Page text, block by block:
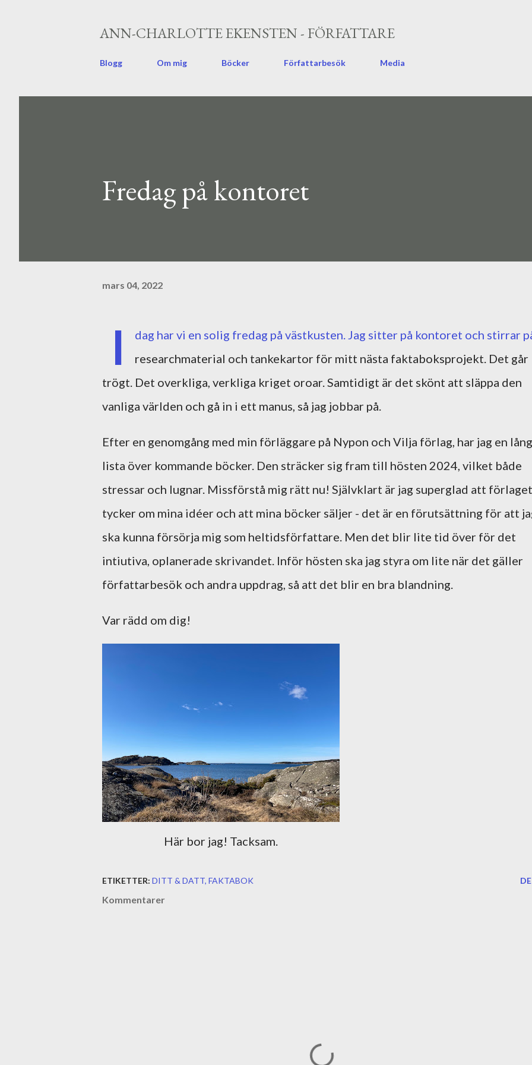
ANN-CHARLOTTE EKENSTEN - FÖRFATTARE
Blogg Om mig Böcker Författarbesök Media
Fredag på kontoret
mars 04, 2022
I
dag har vi en solig fredag på västkusten. Jag sitter på kontoret och stirrar
researchmaterial och tankekartor för mitt nästa faktaboksprojekt. Det går
trögt. Det overkliga, verkliga kriget oroar. Samtidigt är det skönt att släppa den
vanliga världen och gå in i ett manus, så jag jobbar på.
Efter en genomgång med min förläggare på Nypon och Vilja förlag, har jag en lång
lista över kommande böcker. Den sträcker sig fram till hösten 2024, vilket både
stressar och lugnar. Missförstå mig rätt nu! Självklart är jag superglad att förlaget
tycker om mina idéer och att mina böcker säljer - det är en förutsättning för att
ska kunna försörja mig som heltidsförfattare. Men det blir lite tid över för det
intiutiva, oplanerade skrivandet. Inför hösten ska jag styra om lite när det gäller
författarbesök och andra uppdrag, så att det blir en bra blandning.
Var rädd om dig!
Här bor jag! Tacksam.
ETIKETTER: DITT & DATT FAKTABOK
Kommentarer